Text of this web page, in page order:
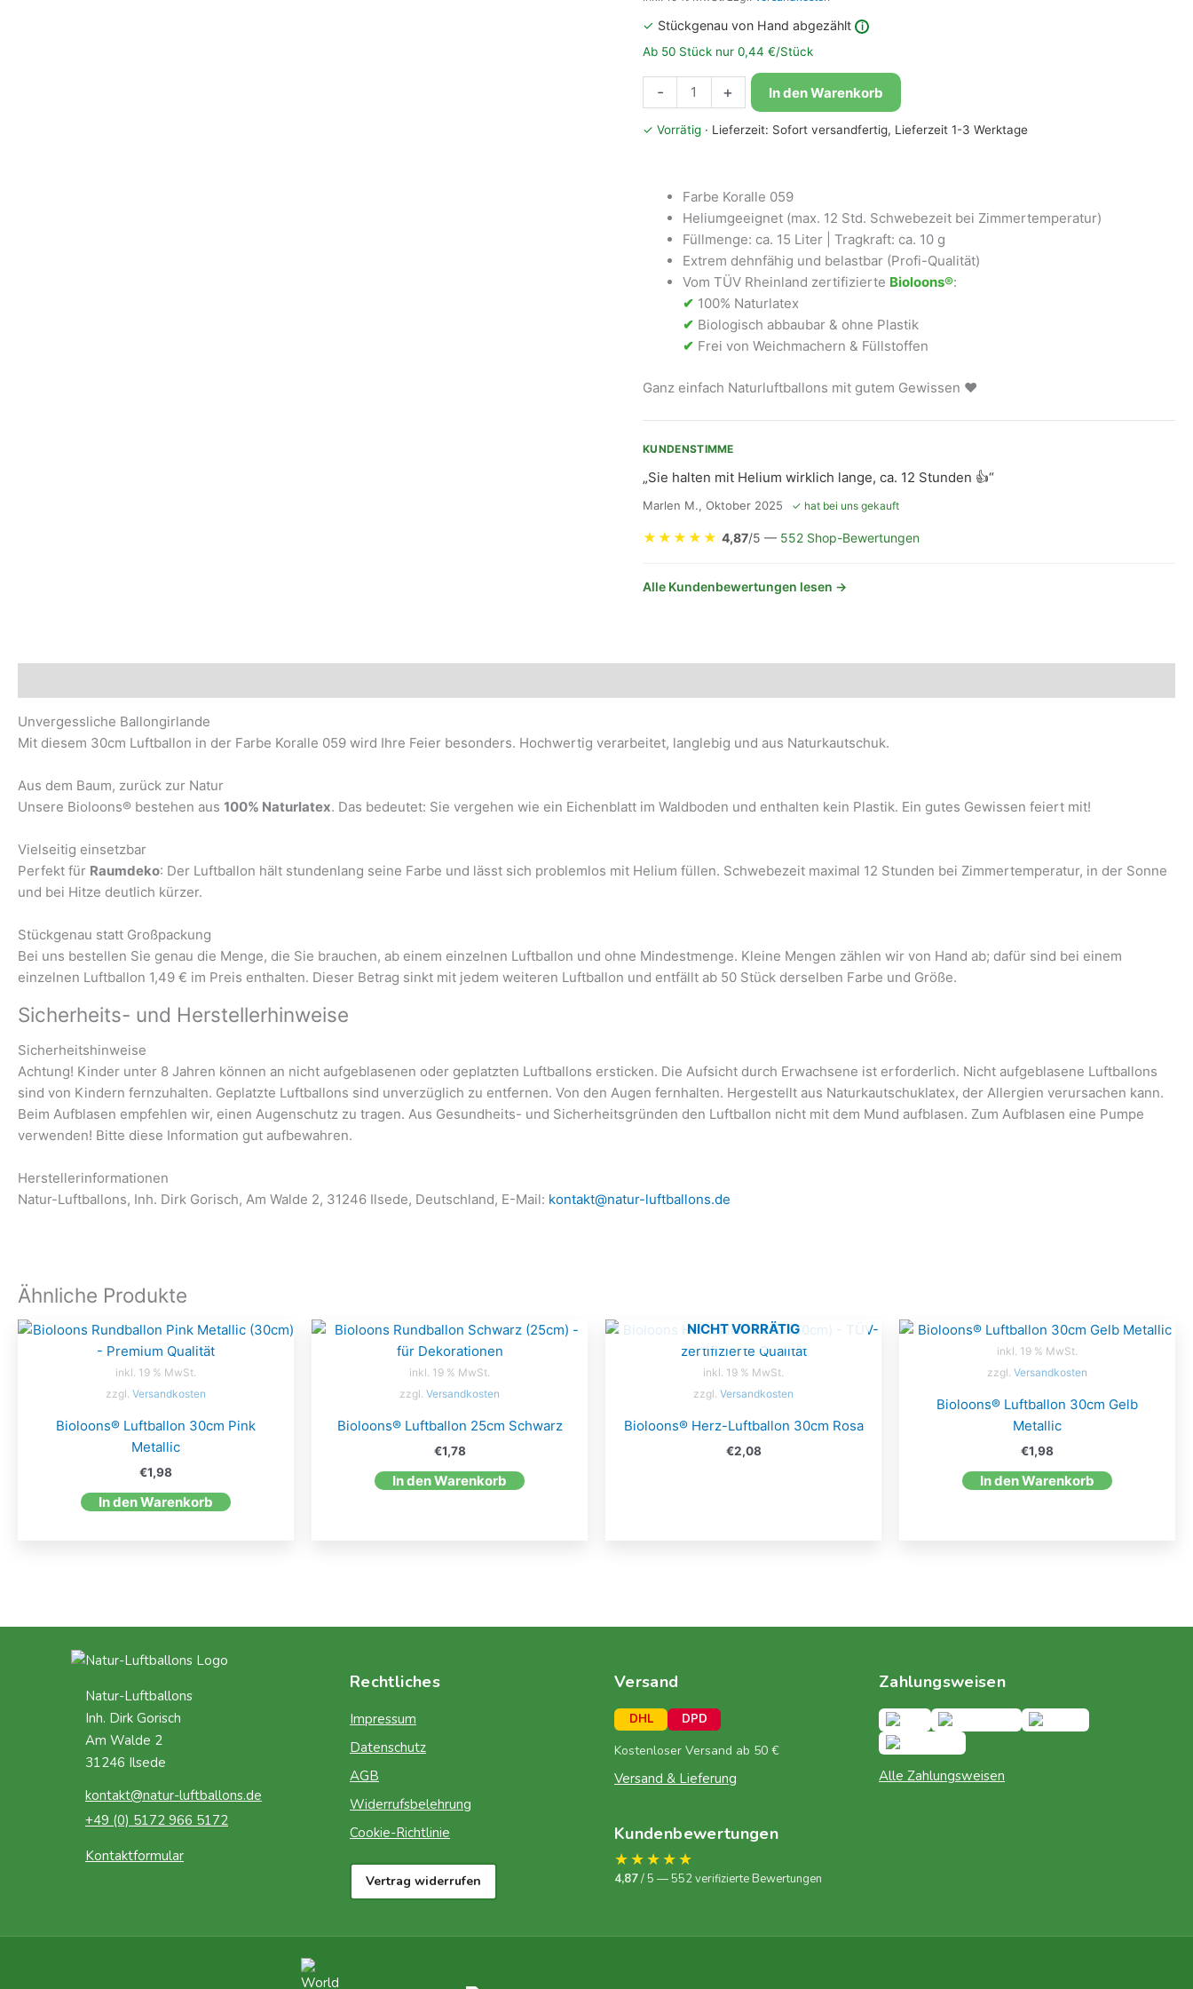
✓ Stückgenau von Hand abgezählt i
Ab 50 Stück nur 0,44 €/Stück
-
Bioloons®
Luftballon
30cm
+ In den Warenkorb
✓ Vorrätig · Lieferzeit: Sofort versandfertig, Lieferzeit 1-3 Werktage
Farbe Koralle 059
Heliumgeeignet (max. 12 Std. Schwebezeit bei Zimmertemperatur)
Füllmenge: ca. 15 Liter | Tragkraft: ca. 10 g
Extrem dehnfähig und belastbar (Profi-Qualität)
Vom TÜV Rheinland zertifizierte Bioloons®:
✔ 100% Naturlatex
✔ Biologisch abbaubar & ohne Plastik
✔ Frei von Weichmachern & Füllstoffen
Ganz einfach Naturluftballons mit gutem Gewissen ❤
KUNDENSTIMME
„Sie halten mit Helium wirklich lange, ca. 12 Stunden 👍“
Marlen M., Oktober 2025 ✓ hat bei uns gekauft
★ ★ ★ ★ ★ 4,87/5 — 552 Shop-Bewertungen
Alle Kundenbewertungen lesen →
Unvergessliche Ballongirlande
Mit diesem 30cm Luftballon in der Farbe Koralle 059 wird Ihre Feier besonders. Hochwertig verarbeitet, langlebig und aus Naturkautschuk.
Aus dem Baum, zurück zur Natur
Unsere Bioloons® bestehen aus 100% Naturlatex. Das bedeutet: Sie vergehen wie ein Eichenblatt im Waldboden und enthalten kein Plastik. Ein gutes Gewissen feiert mit!
Vielseitig einsetzbar
Perfekt für Raumdeko: Der Luftballon hält stundenlang seine Farbe und lässt sich problemlos mit Helium füllen. Schwebezeit maximal 12 Stunden bei Zimmertemperatur, in der Sonne
und bei Hitze deutlich kürzer.
Stückgenau statt Großpackung
Bei uns bestellen Sie genau die Menge, die Sie brauchen, ab einem einzelnen Luftballon und ohne Mindestmenge. Kleine Mengen zählen wir von Hand ab; dafür sind bei einem
einzelnen Luftballon 1,49 € im Preis enthalten. Dieser Betrag sinkt mit jedem weiteren Luftballon und entfällt ab 50 Stück derselben Farbe und Größe.
Sicherheits- und Herstellerhinweise
Sicherheitshinweise
Achtung! Kinder unter 8 Jahren können an nicht aufgeblasenen oder geplatzten Luftballons ersticken. Die Aufsicht durch Erwachsene ist erforderlich. Nicht aufgeblasene Luftballons
sind von Kindern fernzuhalten. Geplatzte Luftballons sind unverzüglich zu entfernen. Von den Augen fernhalten. Hergestellt aus Naturkautschuklatex, der Allergien verursachen kann.
Beim Aufblasen empfehlen wir, einen Augenschutz zu tragen. Aus Gesundheits- und Sicherheitsgründen den Luftballon nicht mit dem Mund aufblasen. Zum Aufblasen eine Pumpe
verwenden! Bitte diese Information gut aufbewahren.
Herstellerinformationen
Natur-Luftballons, Inh. Dirk Gorisch, Am Walde 2, 31246 Ilsede, Deutschland, E-Mail: kontakt@natur-luftballons.de
Ähnliche Produkte
inkl. 19 % MwSt.
zzgl. Versandkosten
Bioloons® Luftballon 30cm Pink
Metallic
€1,98
In den Warenkorb
inkl. 19 % MwSt.
zzgl. Versandkosten
Bioloons® Luftballon 25cm Schwarz
€1,78
In den Warenkorb
NICHT VORRÄTIG
inkl. 19 % MwSt.
zzgl. Versandkosten
Bioloons® Herz-Luftballon 30cm Rosa
€2,08
inkl. 19 % MwSt.
zzgl. Versandkosten
Bioloons® Luftballon 30cm Gelb
Metallic
€1,98
In den Warenkorb
Natur-Luftballons
Inh. Dirk Gorisch
Am Walde 2
31246 Ilsede
kontakt@natur-luftballons.de
+49 (0) 5172 966 5172
Kontaktformular
Rechtliches
Impressum
Datenschutz
AGB
Widerrufsbelehrung
Cookie-Richtlinie
Vertrag widerrufen
Versand
DHL DPD
Kostenloser Versand ab 50 €
Versand & Lieferung
Kundenbewertungen
★★★★★
4,87/ 5 — 552 verifizierte Bewertungen
Zahlungsweisen
Alle Zahlungsweisen